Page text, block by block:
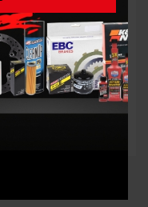
FILTRO DE ACEITE
MAHLE PARA BMW
310GS / R